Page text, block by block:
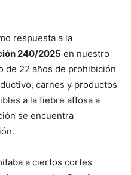
respuesta a la
240/2025 en nuestro
de 22 años de prohibición
carnes y productos
a la fiebre aftosa a
se encuentra
a ciertos cortes